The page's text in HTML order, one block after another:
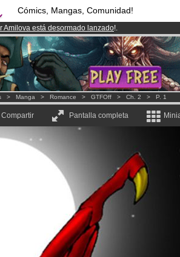
Cómics, Mangas, Comunidad!
Amilova está desormado lanzado!.
100000miembrosy 1000Cómics y Mangas!.
en Premium por3.95 euros al mes!Hazte Premium ya
> Manga > Romance > GTFOff > Ch. 2 > P. 1
Compartir Pantalla completa